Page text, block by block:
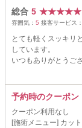
総合 5 ★★★★★
雰囲気： 5 接客サービス：
とても軽くスッキリ
しています。
いつもありがとうご
予約時のクーポン
クーポン利用なし
[施術メニュー] カット